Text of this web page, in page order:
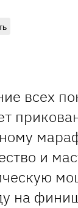
всех
и
на